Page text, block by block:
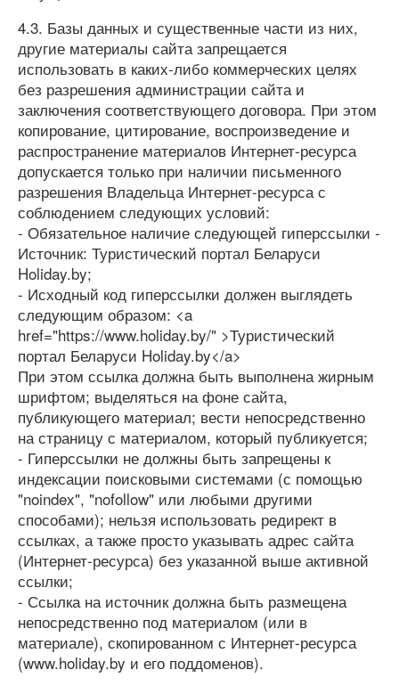
4.3. Базы данных и существенные части из них,
другие материалы сайта запрещается
использовать в каких-либо коммерческих целях
без разрешения администрации сайта и
заключения соответствующего договора. При этом
копирование, цитирование, воспроизведение и
распространение материалов Интернет-ресурса
допускается только при наличии письменного
разрешения Владельца Интернет-ресурса с
соблюдением следующих условий:
- Обязательное наличие следующей гиперссылки -
Источник: Туристический портал Беларуси
Holiday.by;
- Исходный код гиперссылки должен выглядеть
следующим образом: <a
href="https://www.holiday.by/" >Туристический
портал Беларуси Holiday.by</a>
При этом ссылка должна быть выполнена жирным
шрифтом; выделяться на фоне сайта,
публикующего материал; вести непосредственно
на страницу с материалом, который публикуется;
- Гиперссылки не должны быть запрещены к
индексации поисковыми системами (с помощью
"noindex", "nofollow" или любыми другими
способами); нельзя использовать редирект в
ссылках, а также просто указывать адрес сайта
(Интернет-ресурса) без указанной выше активной
ссылки;
- Ссылка на источник должна быть размещена
непосредственно под материалом (или в
материале), скопированном с Интернет-ресурса
(www.holiday.by и его поддоменов).